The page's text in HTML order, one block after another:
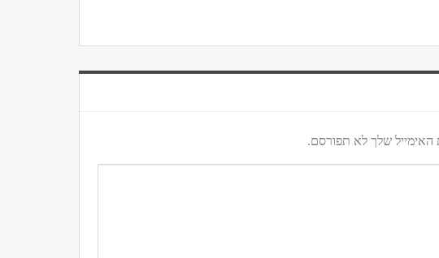
האימייל שלך לא תפורסם.